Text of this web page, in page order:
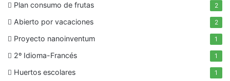
Plan consumo de frutas 2
Abierto por vacaciones 2
Proyecto nanoinventum 1
2º Idioma-Francés 1
Huertos escolares 1